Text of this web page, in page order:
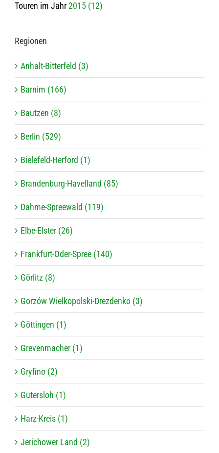
Touren im Jahr2015 (12)
Regio­nen
Anhalt-Bitterfeld (3)
Barnim (166)
Bautzen (8)
Berlin (529)
Bielefeld-Herford (1)
Brandenburg-Havelland (85)
Dahme-Spreewald (119)
Elbe-Elster (26)
Frankfurt-Oder-Spree (140)
Görlitz (8)
Gorzów Wielkopolski-Drezdenko (3)
Göttingen (1)
Grevenmacher (1)
Gryfino (2)
Gütersloh (1)
Harz-Kreis (1)
Jerichower Land (2)